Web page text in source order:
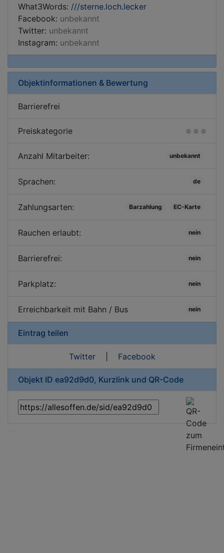
What3Words: ///sterne.loch.lecker
Facebook: unbekannt
Twitter: unbekannt
Instagram: unbekannt
Objektinformationen & Bewertung
Barrierefrei
Preiskategorie
Anzahl Mitarbeiter: unbekannt
Sprachen: de
Zahlungsarten: Barzahlung EC-Karte
Rauchen erlaubt: nein
Barrierefrei: nein
Parkplatz: nein
Erreichbarkeit mit Bahn / Bus nein
Eintrag teilen
Twitter| Facebook
Objekt ID ea92d9d0, Kurzlink und QR-Code